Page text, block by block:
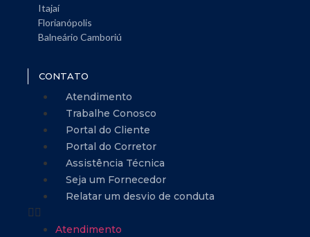
Itajaí
Florianópolis
Balneário Camboriú
CONTATO
Atendimento
Trabalhe Conosco
Portal do Cliente
Portal do Corretor
Assistência Técnica
Seja um Fornecedor
Relatar um desvio de conduta
Atendimento